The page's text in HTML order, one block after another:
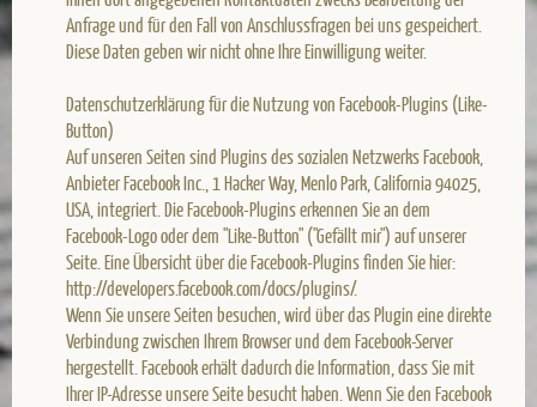
Anfrage und für den Fall von Anschlussfragen bei uns gespeichert.
Diese Daten geben wir nicht ohne Ihre Einwilligung weiter.
Datenschutzerklärung für die Nutzung von Facebook-Plugins (Like-
Button)
Auf unseren Seiten sind Plugins des sozialen Netzwerks Facebook,
Anbieter Facebook Inc., 1 Hacker Way, Menlo Park, California 94025,
USA, integriert. Die Facebook-Plugins erkennen Sie an dem
Facebook-Logo oder dem "Like-Button" ("Gefällt mir") auf unserer
Seite. Eine Übersicht über die Facebook-Plugins finden Sie hier:
http://developers.facebook.com/docs/plugins/.
Wenn Sie unsere Seiten besuchen, wird über das Plugin eine direkte
Verbindung zwischen Ihrem Browser und dem Facebook-Server
hergestellt. Facebook erhält dadurch die Information, dass Sie mit
Ihrer IP-Adresse unsere Seite besucht haben. Wenn Sie den Facebook